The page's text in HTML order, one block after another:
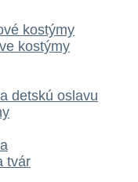
kostýmy
kostýmy
detskú oslavu
tvár